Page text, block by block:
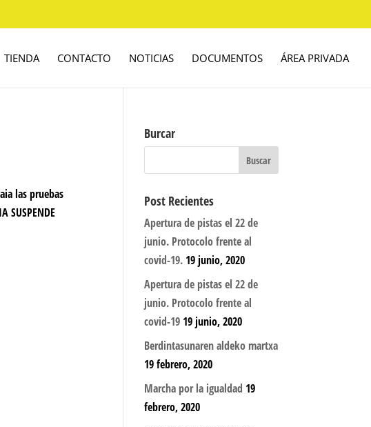
TIENDA CONTACTO NOTICIAS DOCUMENTOS ÁREA PRIVADA
las pruebas
SUSPENDE
Burcar
Post Recientes
Apertura de pistas el 22 de
junio. Protocolo frente al
covid-19. 19 junio, 2020
Apertura de pistas el 22 de
junio. Protocolo frente al
covid-19 19 junio, 2020
Berdintasunaren aldeko martxa
19 febrero, 2020
Marcha por la igualdad 19
febrero, 2020